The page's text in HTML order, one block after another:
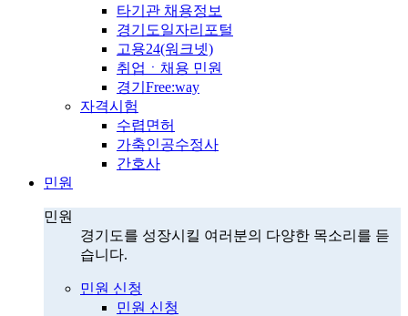
타기관 채용정보
경기도일자리포털
고용24(워크넷)
취업ㆍ채용 민원
경기Free:way
자격시험
수렵면허
가축인공수정사
간호사
민원
민원
경기도를 성장시킬 여러분의 다양한 목소리를 듣
습니다.
민원 신청
민원 신청